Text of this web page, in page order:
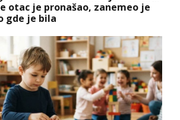
otac je pronašao, zanemeo je
gde je bila